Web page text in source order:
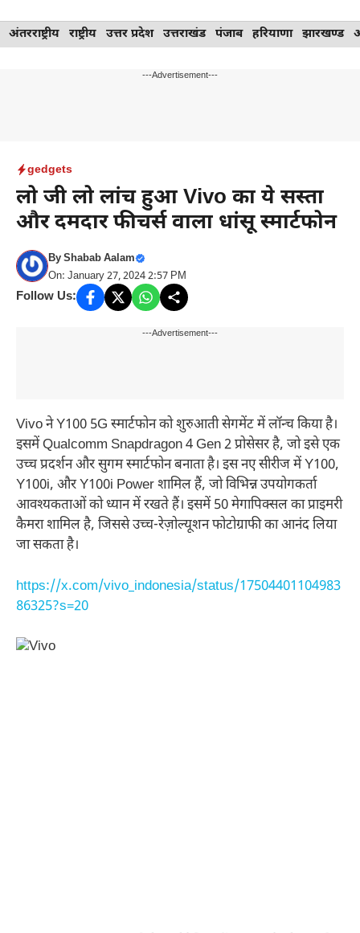
Skip
to
अंतरराष्ट्रीय राष्ट्रीय उत्तर प्रदेश उत्तराखंड पंजाब हरियाणा झारखण्ड
---Advertisement---
gedgets
लो जी लो लांच हुआ Vivo का ये सस्ता
और दमदार फीचर्स वाला धांसू स्मार्टफोन
ByShabab Aalam
On: January 27, 2024 2:57 PM
Follow Us:
---Advertisement---
Vivo ने Y100 5G स्मार्टफोन को शुरुआती सेगमेंट में लॉन्च किया है।
इसमें Qualcomm Snapdragon 4 Gen 2 प्रोसेसर है, जो इसे एक
उच्च प्रदर्शन और सुगम स्मार्टफोन बनाता है। इस नए सीरीज में Y100,
Y100i, और Y100i Power शामिल हैं, जो विभिन्न उपयोगकर्ता
आवश्यकताओं को ध्यान में रखते हैं। इसमें 50 मेगापिक्सल का प्राइमरी
कैमरा शामिल है, जिससे उच्च-रेज़ोल्यूशन फोटोग्राफी का आनंद लिया
जा सकता है।
https://x.com/vivo_indonesia/status/17504401104983
86325?s=20